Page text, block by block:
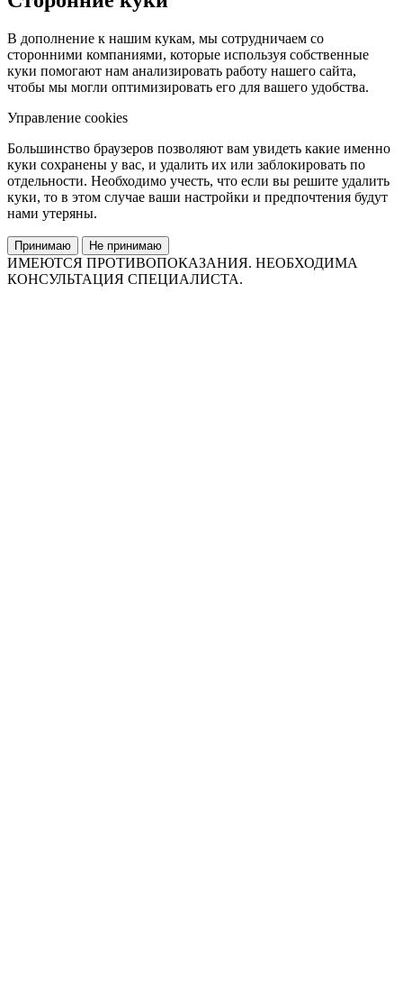
В дополнение к нашим кукам, мы сотрудничаем со
сторонними компаниями, которые используя собственные
куки помогают нам анализировать работу нашего сайта,
чтобы мы могли оптимизировать его для вашего удобства.
Управление cookies
Большинство браузеров позволяют вам увидеть какие именно
куки сохранены у вас, и удалить их или заблокировать по
отдельности. Необходимо учесть, что если вы решите удалить
куки, то в этом случае ваши настройки и предпочтения будут
нами утеряны.
Принимаю Не принимаю
ИМЕЮТСЯ ПРОТИВОПОКАЗАНИЯ. НЕОБХОДИМА
КОНСУЛЬТАЦИЯ СПЕЦИАЛИСТА.